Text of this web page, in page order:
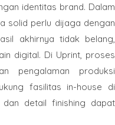
identitas brand. Dalam
solid perlu dijaga dengan
akhirnya tidak belang,
digital. Di Uprint, proses
pengalaman produksi
fasilitas in-house di
detail finishing dapat